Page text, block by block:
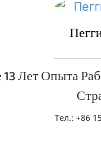
13 Лет Опыта
Тел.: +86